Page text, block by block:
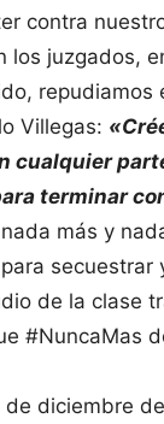
contra
los juzgados,
Villegas:
cualquier
terminar
más y
secuestrar
de la clase
#NuncaMas
de diciembre